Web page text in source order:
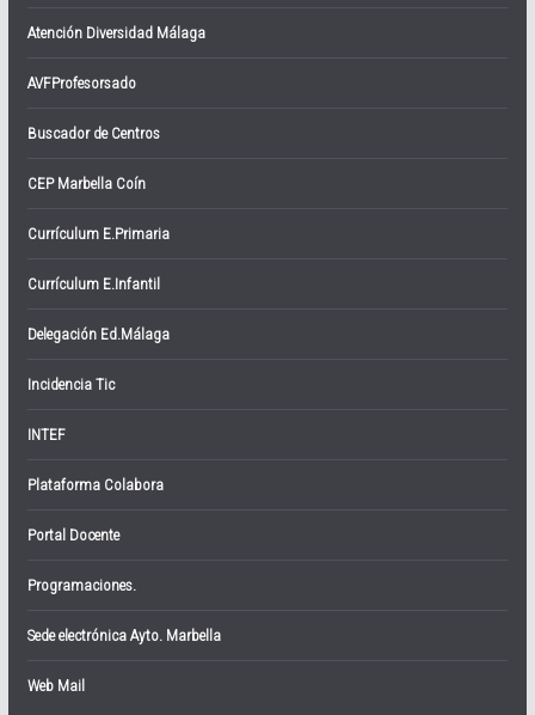
Atención Diversidad Málaga
AVFProfesorsado
Buscador de Centros
CEP Marbella Coín
Currículum E.Primaria
Currículum E.Infantil
Delegación Ed.Málaga
Incidencia Tic
INTEF
Plataforma Colabora
Portal Docente
Programaciones.
Sede electrónica Ayto. Marbella
Web Mail